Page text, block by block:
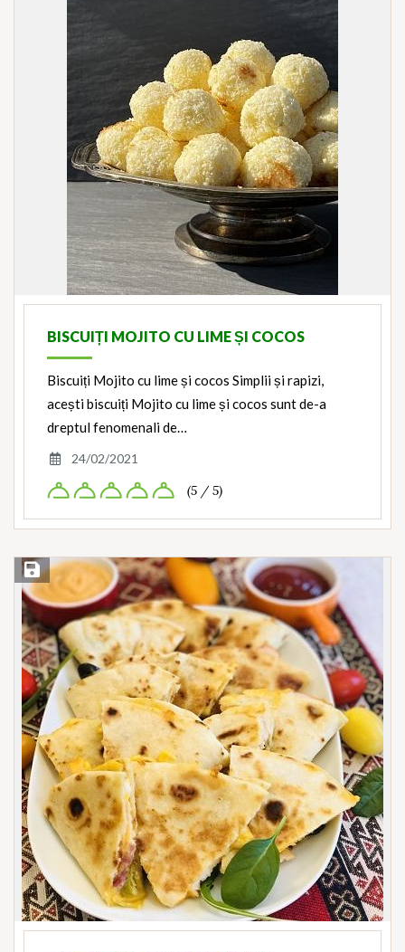
BISCUIȚI MOJITO CU LIME ȘI COCOS
Biscuiți Mojito cu lime și cocos Simplii și rapizi,
acești biscuiți Mojito cu lime și cocos sunt de-a
dreptul fenomenali de…
24/02/2021
(5 / 5)
Save Recipe